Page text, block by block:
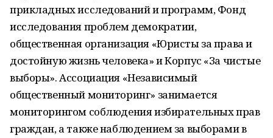
прикладных исследований и программ, Фонд
исследования проблем демократии,
общественная организация «Юристы за права и
достойную жизнь человека» и Корпус «За чистые
выборы». Ассоциация «Независимый
общественный мониторинг» занимается
мониторингом соблюдения избирательных прав
граждан, а также наблюдением за выборами в